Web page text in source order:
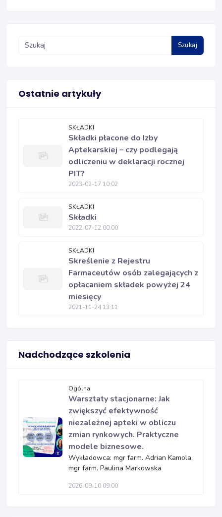
Szukaj
Ostatnie artykuły
SKŁADKI
Składki płacone do Izby
Aptekarskiej – czy podlegają
odliczeniu w deklaracji rocznej
PIT?
2023-02-17 10:02
SKŁADKI
Składki
2022-07-12 00:00
SKŁADKI
Skreślenie z Rejestru
Farmaceutów osób zalegających z
opłacaniem składek powyżej 24
miesięcy
2021-11-24 13:11
Nadchodzące szkolenia
Ogólna
Warsztaty stacjonarne: Jak
zwiększyć efektywność
niezależnej apteki w obliczu
zmian rynkowych. Praktyczne
modele biznesowe.
Wykładowca: mgr farm. Adrian Kamola,
mgr farm. Paulina Markowska
2026-09-10 09:00